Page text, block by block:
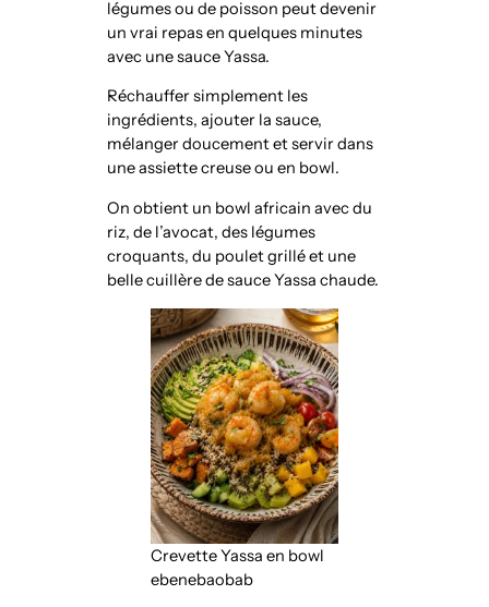
légumes ou de poisson peut devenir
un vrai repas en quelques minutes
avec une sauce Yassa.
Réchauffer simplement les
ingrédients, ajouter la sauce,
mélanger doucement et servir dans
une assiette creuse ou en bowl.
On obtient un bowl africain avec du
riz, de l’avocat, des légumes
croquants, du poulet grillé et une
belle cuillère de sauce Yassa chaude.
Crevette Yassa en bowl
ebenebaobab